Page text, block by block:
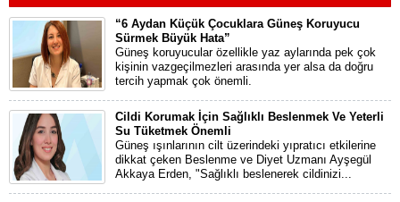
“6 Aydan Küçük Çocuklara Güneş Koruyucu
Sürmek Büyük Hata”
Güneş koruyucular özellikle yaz aylarında pek çok
kişinin vazgeçilmezleri arasında yer alsa da doğru
tercih yapmak çok önemli.
Cildi Korumak İçin Sağlıklı Beslenmek Ve Yeterli
Su Tüketmek Önemli
Güneş ışınlarının cilt üzerindeki yıpratıcı etkilerine
dikkat çeken Beslenme ve Diyet Uzmanı Ayşegül
Akkaya Erden, "Sağlıklı beslenerek cildinizi...